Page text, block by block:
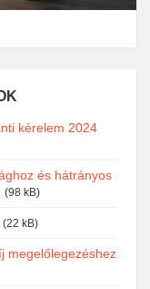
kérelem 2024
és hátrányos
(98 kB)
(22 kB)
megelőlegezéshez